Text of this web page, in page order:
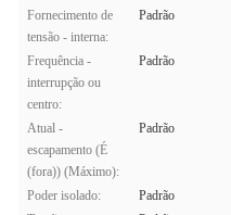
Fornecimento de
tensão - interna:
Padrão
Frequência -
interrupção ou
centro:
Padrão
Atual -
escapamento (É
(fora)) (Máximo):
Padrão
Poder isolado:
Padrão